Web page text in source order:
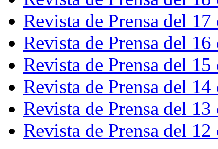
Revista de Prensa del
Revista de Prensa del
Revista de Prensa del
Revista de Prensa del
Revista de Prensa del
Revista de Prensa del